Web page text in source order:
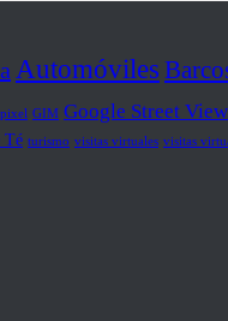
Automóviles
GIM Google Street View
Té turismo visitas virtuales visitas